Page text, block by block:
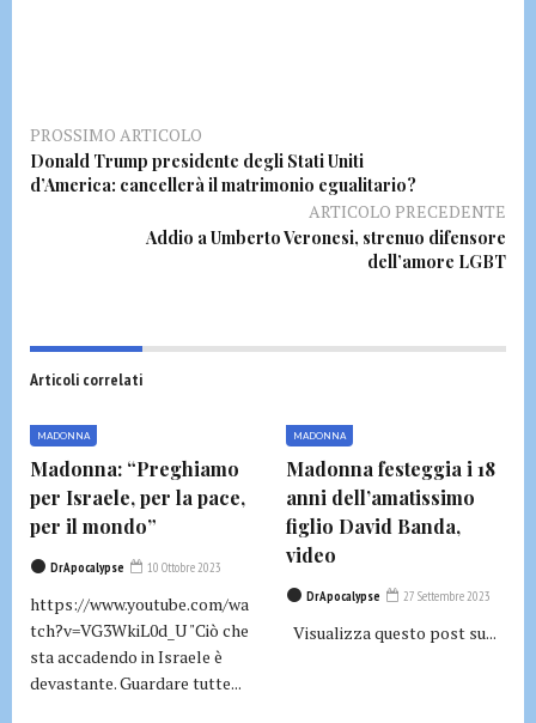
PROSSIMO ARTICOLO
Donald Trump presidente degli Stati Uniti
d’America: cancellerà il matrimonio egualitario?
ARTICOLO PRECEDENTE
Addio a Umberto Veronesi, strenuo difensore
dell’amore LGBT
Articoli correlati
MADONNA
Madonna: “Preghiamo
per Israele, per la pace,
per il mondo”
DrApocalypse 10 Ottobre 2023
https://www.youtube.com/wa
tch?v=VG3WkiL0d_U "Ciò che
sta accadendo in Israele è
devastante. Guardare tutte...
MADONNA
Madonna festeggia i 18
anni dell’amatissimo
figlio David Banda,
video
DrApocalypse 27 Settembre 2023
Visualizza questo post su...